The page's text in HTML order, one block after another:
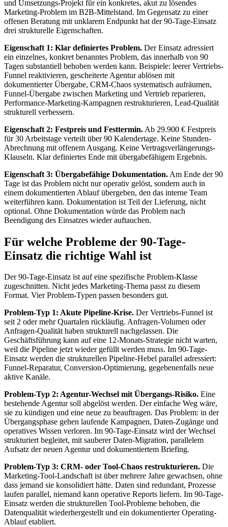
und Umsetzungs-Projekt für ein konkretes, akut zu lösendes
Marketing-Problem im B2B-Mittelstand. Im Gegensatz zu einer
offenen Beratung mit unklarem Endpunkt hat der 90-Tage-Einsatz
drei strukturelle Eigenschaften.
Eigenschaft 1: Klar definiertes Problem. Der Einsatz adressiert
ein einzelnes, konkret benanntes Problem, das innerhalb von 90
Tagen substantiell behoben werden kann. Beispiele: leerer Vertriebs-
Funnel reaktivieren, gescheiterte Agentur ablösen mit
dokumentierter Übergabe, CRM-Chaos systematisch aufräumen,
Funnel-Übergabe zwischen Marketing und Vertrieb reparieren,
Performance-Marketing-Kampagnen restrukturieren, Lead-Qualität
strukturell verbessern.
Eigenschaft 2: Festpreis und Festtermin. Ab 29.900 € Festpreis
für 30 Arbeitstage verteilt über 90 Kalendertage. Keine Stunden-
Abrechnung mit offenem Ausgang. Keine Vertragsverlängerungs-
Klauseln. Klar definiertes Ende mit übergabefähigem Ergebnis.
Eigenschaft 3: Übergabefähige Dokumentation. Am Ende der 90
Tage ist das Problem nicht nur operativ gelöst, sondern auch in
einem dokumentierten Ablauf übergeben, den das interne Team
weiterführen kann. Dokumentation ist Teil der Lieferung, nicht
optional. Ohne Dokumentation würde das Problem nach
Beendigung des Einsatzes wieder auftauchen.
Für welche Probleme der 90-Tage-
Einsatz die richtige Wahl ist
Der 90-Tage-Einsatz ist auf eine spezifische Problem-Klasse
zugeschnitten. Nicht jedes Marketing-Thema passt zu diesem
Format. Vier Problem-Typen passen besonders gut.
Problem-Typ 1: Akute Pipeline-Krise. Der Vertriebs-Funnel ist
seit 2 oder mehr Quartalen rückläufig. Anfragen-Volumen oder
Anfragen-Qualität haben strukturell nachgelassen. Die
Geschäftsführung kann auf eine 12-Monats-Strategie nicht warten,
weil die Pipeline jetzt wieder gefüllt werden muss. Im 90-Tage-
Einsatz werden die strukturellen Pipeline-Hebel parallel adressiert:
Funnel-Reparatur, Conversion-Optimierung, gegebenenfalls neue
aktive Kanäle.
Problem-Typ 2: Agentur-Wechsel mit Übergangs-Risiko. Eine
bestehende Agentur soll abgelöst werden. Der einfache Weg wäre,
sie zu kündigen und eine neue zu beauftragen. Das Problem: in der
Übergangsphase gehen laufende Kampagnen, Daten-Zugänge und
operatives Wissen verloren. Im 90-Tage-Einsatz wird der Wechsel
strukturiert begleitet, mit sauberer Daten-Migration, parallelem
Aufsatz der neuen Agentur und dokumentiertem Briefing.
Problem-Typ 3: CRM- oder Tool-Chaos restrukturieren. Die
Marketing-Tool-Landschaft ist über mehrere Jahre gewachsen, ohne
dass jemand sie konsolidiert hätte. Daten sind redundant, Prozesse
laufen parallel, niemand kann operative Reports liefern. Im 90-Tage-
Einsatz werden die strukturellen Tool-Probleme behoben, die
Datenqualität wiederhergestellt und ein dokumentierter Operating-
Ablauf etabliert.